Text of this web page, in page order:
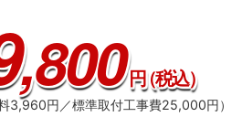
エアコンで、0.3～2.5μｍの粒子を約90％キャ
の効果（メーカー調べ）。換気などによる屋
されていません。0.3μｍ未満の微小粒子状物
の有害物質のすべてを除去できるものではあ
証効果ではありません。フィルターに付着し
環境により汚れの程度が異なりますので、エ
,800円（税込）
3,960円／標準取付工事費25,000円）